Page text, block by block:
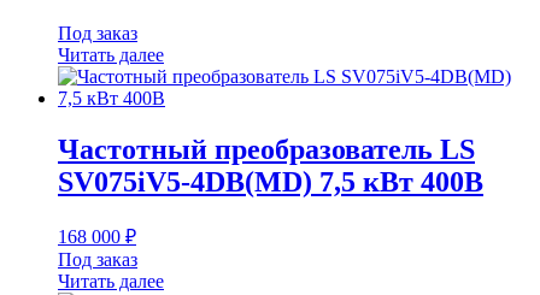
Под заказ
Читать далее
Частотный преобразователь LS
SV075iV5-4DB(MD) 7,5 кВт 400В
168 000 ₽
Под заказ
Читать далее